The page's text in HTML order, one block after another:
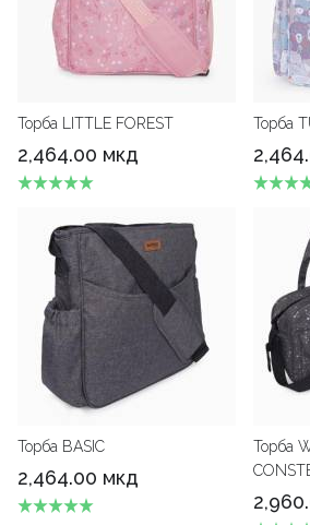
Торба LITTLE FOREST
2,464.00 мкд
Торба
Торба BASIC
2,464.00 мкд
Торба